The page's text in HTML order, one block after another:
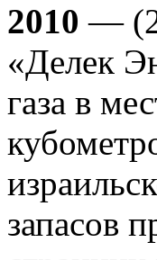
2010 —
«Делек
газа в
запасов